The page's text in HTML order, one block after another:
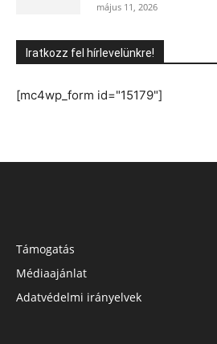
május 11, 2026
Iratkozz fel hírlevelünkre!
[mc4wp_form id="15179"]
Támogatás
Médiaajánlat
Adatvédelmi irányelvek